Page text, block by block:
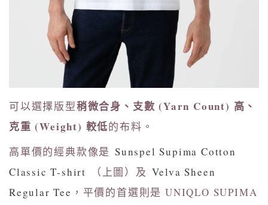
可以選擇版型稍微合身、支數 (Yarn Count) 高、
克重 (Weight) 較低的布料。
高單價的經典款像是Sunspel Supima Cotton
Classic T-shirt （上圖）及 Velva Sheen
Regular Tee ，平價的首選則是 UNIQLO SUPIMA